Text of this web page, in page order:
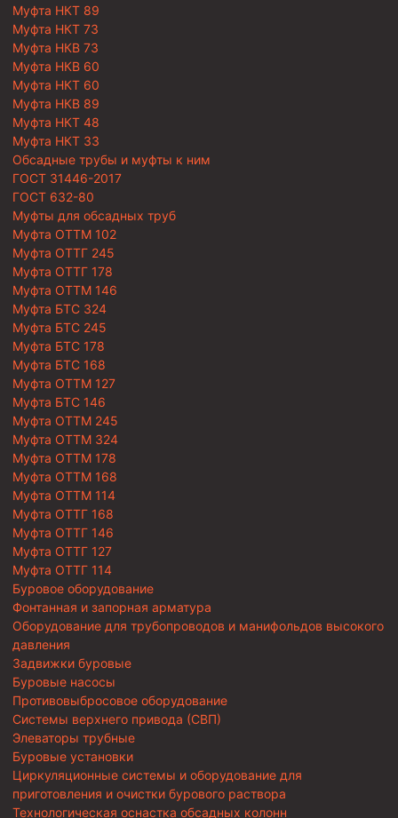
Муфта НКТ 89
Муфта НКТ 73
Муфта НКВ 73
Муфта НКВ 60
Муфта НКТ 60
Муфта НКВ 89
Муфта НКТ 48
Муфта НКТ 33
Обсадные трубы и муфты к ним
ГОСТ 31446-2017
ГОСТ 632-80
Муфты для обсадных труб
Муфта ОТТМ 102
Муфта ОТТГ 245
Муфта ОТТГ 178
Муфта ОТТМ 146
Муфта БТС 324
Муфта БТС 245
Муфта БТС 178
Муфта БТС 168
Муфта ОТТМ 127
Муфта БТС 146
Муфта ОТТМ 245
Муфта ОТТМ 324
Муфта ОТТМ 178
Муфта ОТТМ 168
Муфта ОТТМ 114
Муфта ОТТГ 168
Муфта ОТТГ 146
Муфта ОТТГ 127
Муфта ОТТГ 114
Буровое оборудование
Фонтанная и запорная арматура
Оборудование для трубопроводов и манифольдов высокого
давления
Задвижки буровые
Буровые насосы
Противовыбросовое оборудование
Системы верхнего привода (СВП)
Элеваторы трубные
Буровые установки
Циркуляционные системы и оборудование для
приготовления и очистки бурового раствора
Технологическая оснастка обсадных колонн